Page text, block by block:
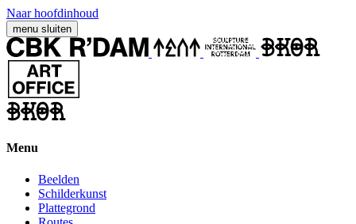
Naar hoofdinhoud
menu sluiten
Menu
Beelden
Schilderkunst
Plattegrond